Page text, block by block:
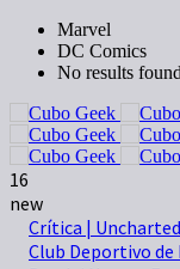
Marvel
DC Comics
No results
16
new
Crítica |
Club Deportivo